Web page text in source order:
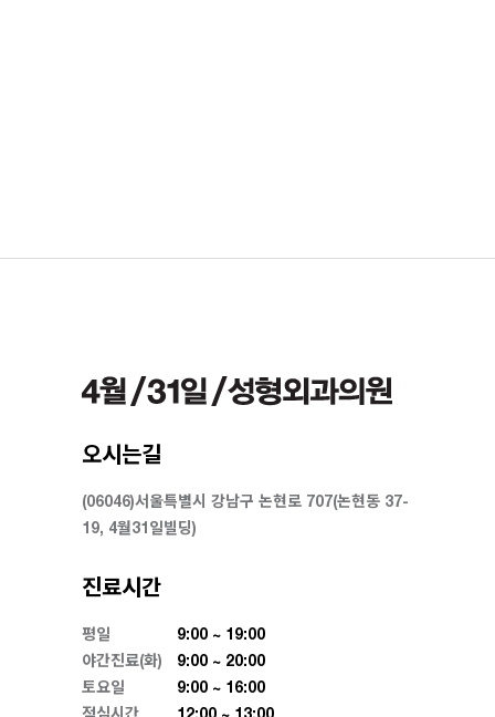
오시는길
(06046)서울특별시 강남구 논현로 707(논현동 37-
19, 4월31일빌딩)
진료시간
평일
9:00 ~ 19:00
야간진료(화)
9:00 ~ 20:00
토요일
9:00 ~ 16:00